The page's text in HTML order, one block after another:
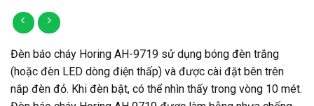
Đèn báo cháy Horing AH-9719 sử dụng bóng đèn trắng
(hoặc đèn LED dòng điện thấp) và được cài đặt bên trên
nắp đèn đỏ. Khi đèn bật, có thể nhìn thấy trong vòng 10 mét.